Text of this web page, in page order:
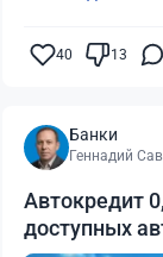
40 13
Банки
Геннадий
Автокредит
доступных